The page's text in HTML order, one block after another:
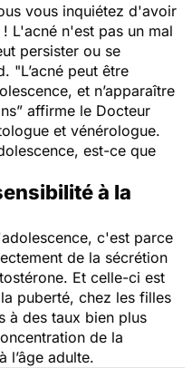
vous inquiétez d'avoir
L'acné n'est pas un mal
persister ou se
"L’acné peut être
et n’apparaître
affirme le Docteur
et vénérologue.
est-ce que
à la
c'est parce
de la sécrétion
Et celle-ci est
puberté, chez les filles
à des taux bien plus
de la
l’âge adulte.